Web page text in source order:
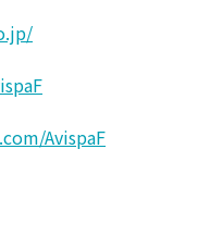
AvispaF